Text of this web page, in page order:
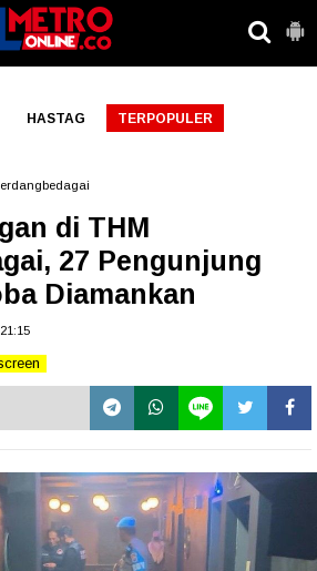
HASTAG TERPOPULER
di THM
27 Pengunjung
Diamankan